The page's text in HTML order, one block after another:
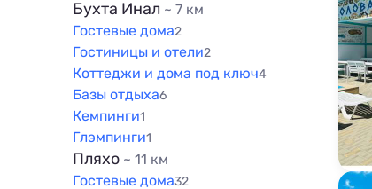
Бухта Инал ~ 7 км
Гостевые дома2
Гостиницы и отели2
Коттеджи и дома под ключ4
Базы отдыха6
Кемпинги1
Глэмпинги1
Пляхо ~ 11 км
Гостевые дома32